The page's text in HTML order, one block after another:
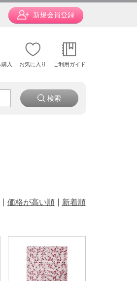
新規会員登録
入 お気に入り ご利用ガイド
価格が高い順 新着順